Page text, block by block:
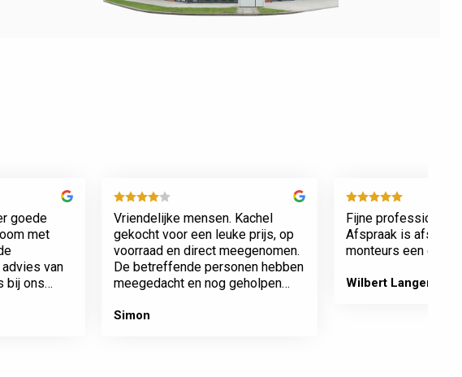
goede
met
van
bij ons
en
Vriendelijke mensen. Kachel
gekocht voor een leuke prijs, op
voorraad en direct meegenomen.
De betreffende personen hebben
meegedacht en nog geholpen
Simon
Fijne professionele
Afspraak is
monteurs een echte
Wilbert Langenberg